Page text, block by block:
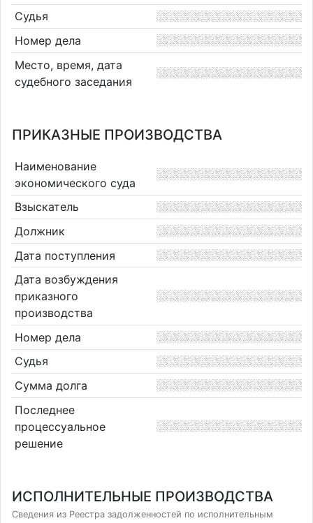
Судья
Номер дела
Место, время, дата
судебного заседания
ПРИКАЗНЫЕ ПРОИЗВОДСТВА
Наименование
экономического суда
Взыскатель
Должник
Дата поступления
Дата возбуждения
приказного
производства
Номер дела
Судья
Сумма долга
Последнее
процессуальное
решение
ИСПОЛНИТЕЛЬНЫЕ ПРОИЗВОДСТВА
Сведения из Реестра задолженностей по исполнительным